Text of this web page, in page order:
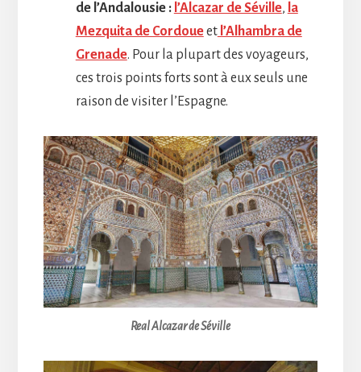
de l’Andalousie : l’Alcazar de Séville, la
Mezquita de Cordoueetl’Alhambra de
Grenade. Pour la plupart des voyageurs,
ces trois points forts sont à eux seuls une
raison de visiter l’Espagne.
Real Alcazar de Séville